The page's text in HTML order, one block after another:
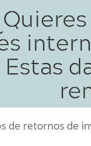
Estas
de retornos de